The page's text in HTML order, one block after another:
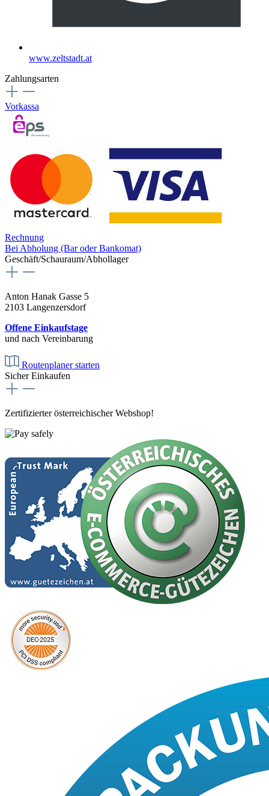
www.zeltstadt.at
Zahlungsarten
Vorkassa
Rechnung
Bei Abholung (Bar oder Bankomat)
Geschäft/Schauraum/Abhollager
Anton Hanak Gasse 5
2103 Langenzersdorf
Offene Einkaufstage
und nach Vereinbarung
Routenplaner starten
Sicher Einkaufen
Zertifizierter österreichischer Webshop!